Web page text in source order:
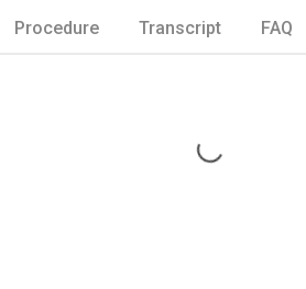
Procedure Transcript FAQ
Loading...